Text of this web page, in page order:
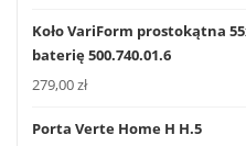
Koło VariForm prostokątna
baterię 500.740.01.6
279,00zł
Porta Verte Home H H.5